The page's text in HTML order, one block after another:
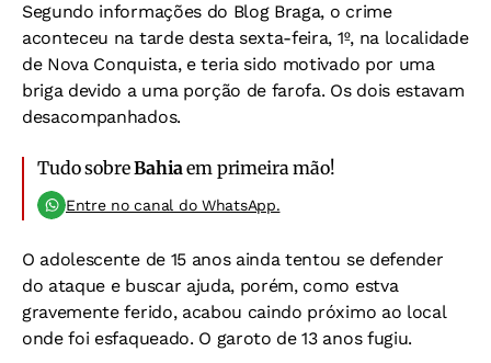
Segundo informações do Blog Braga, o crime
aconteceu na tarde desta sexta-feira, 1º, na localidade
de Nova Conquista, e teria sido motivado por uma
briga devido a uma porção de farofa. Os dois estavam
desacompanhados.
Tudo sobreBahiaem primeira mão!
Entre no canal do WhatsApp.
O adolescente de 15 anos ainda tentou se defender
do ataque e buscar ajuda, porém, como estva
gravemente ferido, acabou caindo próximo ao local
onde foi esfaqueado. O garoto de 13 anos fugiu.